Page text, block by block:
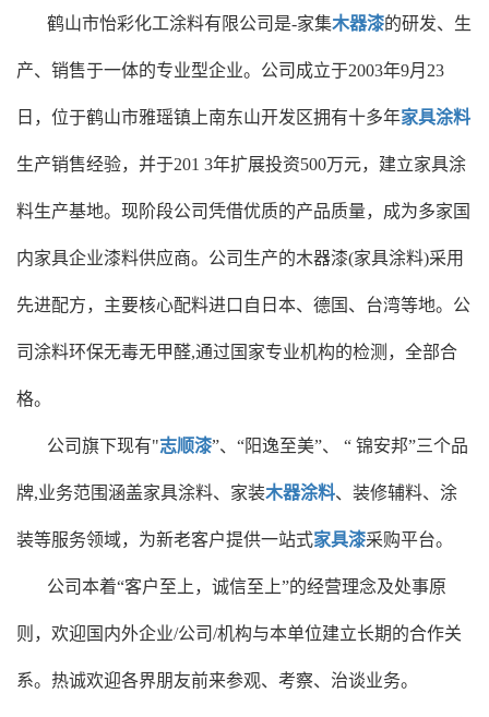
鹤山市怡彩化工涂料有限公司是-家集木器漆的研发、生
产、销售于一体的专业型企业。公司成立于2003年9月23
日，位于鹤山市雅瑶镇上南东山开发区拥有十多年家具涂料
生产销售经验，并于201 3年扩展投资500万元，建立家具涂
料生产基地。现阶段公司凭借优质的产品质量，成为多家国
内家具企业漆料供应商。公司生产的木器漆(家具涂料)采用
先进配方，主要核心配料进口自日本、德国、台湾等地。公
司涂料环保无毒无甲醛,通过国家专业机构的检测，全部合
格。
公司旗下现有"志顺漆”、“阳逸至美”、 “ 锦安邦”三个品
牌,业务范围涵盖家具涂料、家装木器涂料、装修辅料、涂
装等服务领域，为新老客户提供一站式家具漆采购平台。
公司本着“客户至上，诚信至上”的经营理念及处事原
则，欢迎国内外企业/公司/机构与本单位建立长期的合作关
系。热诚欢迎各界朋友前来参观、考察、治谈业务。